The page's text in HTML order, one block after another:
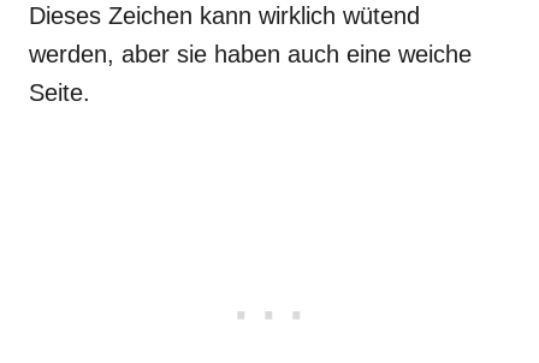
Dieses Zeichen kann wirklich wütend
werden, aber sie haben auch eine weiche
Seite.